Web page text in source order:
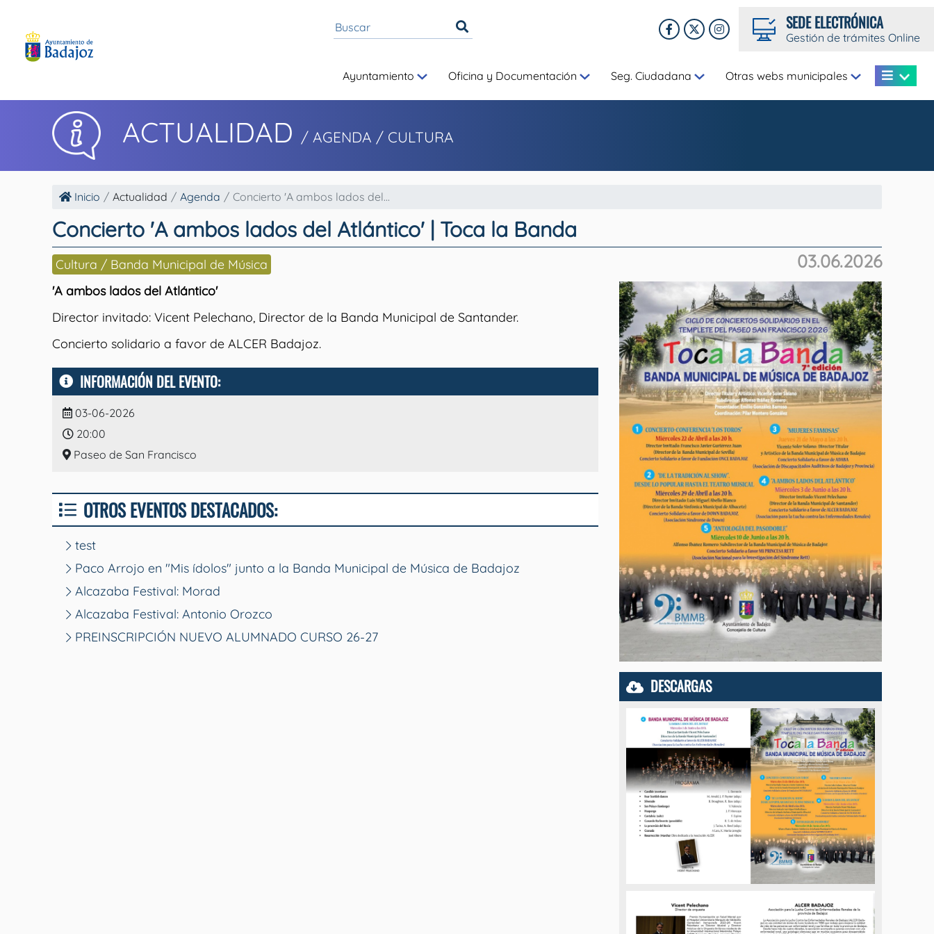
SEDE ELECTRÓNICA
Gestión de trámites Online
Ayuntamiento Oficina y Documentación Seg. Ciudadana Otras webs municipales
ACTUALIDAD / AGENDA / CULTURA
Inicio Actualidad Agenda Concierto 'A ambos lados del...
Concierto 'A ambos lados del Atlántico' | Toca la Banda
03.06.2026
Cultura / Banda Municipal de Música
'A ambos lados del Atlántico'
Director invitado: Vicent Pelechano, Director de la Banda Municipal de Santander.
Concierto solidario a favor de ALCER Badajoz.
INFORMACIÓN DEL EVENTO:
03-06-2026
20:00
Paseo de San Francisco
OTROS EVENTOS DESTACADOS:
test
Paco Arrojo en "Mis ídolos" junto a la Banda Municipal de Música de Badajoz
Alcazaba Festival: Morad
Alcazaba Festival: Antonio Orozco
PREINSCRIPCIÓN NUEVO ALUMNADO CURSO 26-27
DESCARGAS